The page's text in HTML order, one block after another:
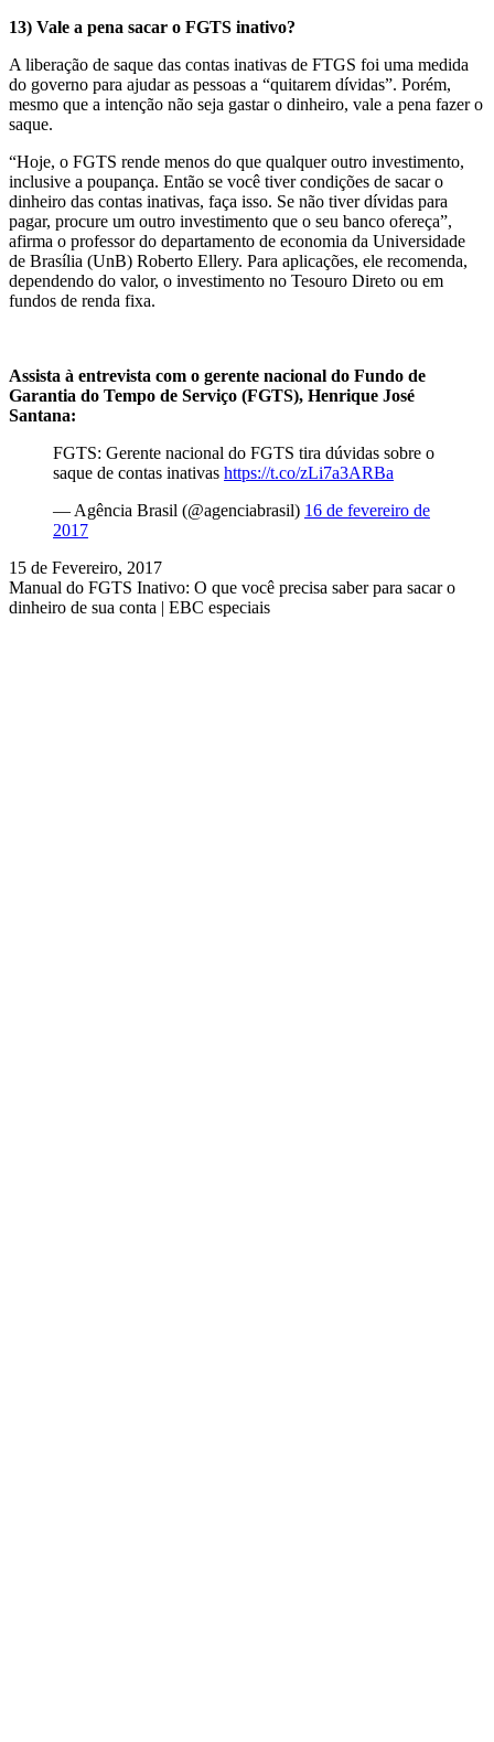
13) Vale a pena sacar o FGTS inativo?
A liberação de saque das contas inativas de FTGS foi uma medida
do governo para ajudar as pessoas a “quitarem dívidas”. Porém,
mesmo que a intenção não seja gastar o dinheiro, vale a pena fazer o
saque.
“Hoje, o FGTS rende menos do que qualquer outro investimento,
inclusive a poupança. Então se você tiver condições de sacar o
dinheiro das contas inativas, faça isso. Se não tiver dívidas para
pagar, procure um outro investimento que o seu banco ofereça”,
afirma o professor do departamento de economia da Universidade
de Brasília (UnB) Roberto Ellery. Para aplicações, ele recomenda,
dependendo do valor, o investimento no Tesouro Direto ou em
fundos de renda fixa.
Assista à entrevista com o gerente nacional do Fundo de
Garantia do Tempo de Serviço (FGTS), Henrique José
Santana:
FGTS: Gerente nacional do FGTS tira dúvidas sobre o
saque de contas inativas https://t.co/zLi7a3ARBa
— Agência Brasil (@agenciabrasil) 16 de fevereiro de
2017
15 de Fevereiro, 2017
Manual do FGTS Inativo: O que você precisa saber para sacar o
dinheiro de sua conta | EBC especiais